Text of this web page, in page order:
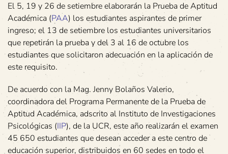
El 5, 19 y 26 de setiembre elaborarán la Prueba de Aptitud
Académica (PAA) los estudiantes aspirantes de primer
ingreso; el 13 de setiembre los estudiantes universitarios
que repetirán la prueba y del 3 al 16 de octubre los
estudiantes que solicitaron adecuación en la aplicación de
este requisito.
De acuerdo con la Mag. Jenny Bolaños Valerio,
coordinadora del Programa Permanente de la Prueba de
Aptitud Académica, adscrito al Instituto de Investigaciones
Psicológicas (IIP), de la UCR, este año realizarán el examen
45 650 estudiantes que desean acceder a este centro de
educación superior, distribuidos en 60 sedes en todo el